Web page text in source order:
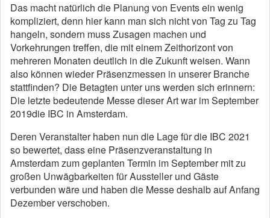
Das macht natürlich die Planung von Events ein wenig
kompliziert, denn hier kann man sich nicht von Tag zu Tag
hangeln, sondern muss Zusagen machen und
Vorkehrungen treffen, die mit einem Zeithorizont von
mehreren Monaten deutlich in die Zukunft weisen. Wann
also können wieder Präsenzmessen in unserer Branche
stattfinden? Die Betagten unter uns werden sich erinnern:
Die letzte bedeutende Messe dieser Art war im September
2019die IBC in Amsterdam.
Deren Veranstalter haben nun die Lage für die IBC 2021
so bewertet, dass eine Präsenzveranstaltung in
Amsterdam zum geplanten Termin im September mit zu
großen Unwägbarkeiten für Aussteller und Gäste
verbunden wäre und haben die Messe deshalb auf Anfang
Dezember verschoben.